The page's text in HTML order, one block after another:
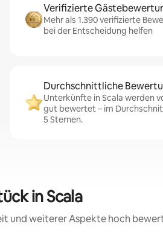
Verifizierte
Mehr als 1.390 verifizierte
bei der Entscheidung helfen
Durchschnittliche
Unterkünfte in Scala werden
gut bewertet – im
5 Sternen.
in Scala
und weiterer Aspekte hoch